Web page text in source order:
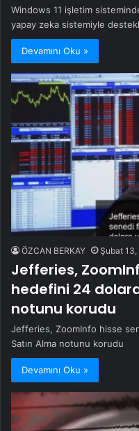
Windows 11 işletim
yapay zeka sistemiyle
Devamını Oku »
ÖZCAN BERKAY Şubat
Jefferies,
hedefini 24
notunu korudu
Jefferies, ZoomInfo hisse
Satın Alma notunu korudu
Devamını Oku »